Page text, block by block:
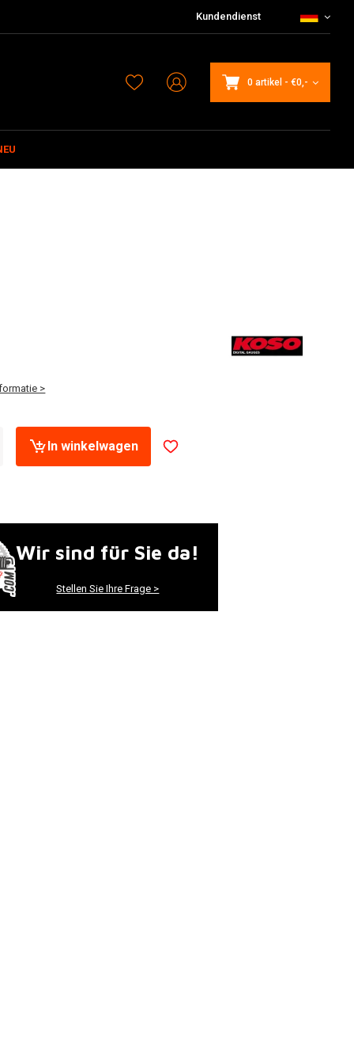
Kundendienst
0 artikel - €0,-
>
In winkelwagen
Wir sind für Sie da!
Stellen Sie Ihre Frage >